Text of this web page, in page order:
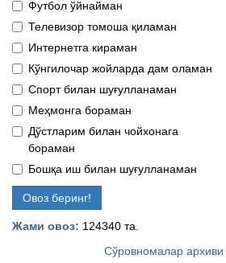
Футбол ўйнайман
Телевизор томоша қиламан
Интернетга кираман
Кўнгилочар жойларда дам оламан
Спорт билан шуғулланаман
Меҳмонга бораман
Дўстларим билан чойхонага
бораман
Бошқа иш билан шуғулланаман
Овоз беринг!
Жами овоз: 124340 та.
Сўровномалар архиви